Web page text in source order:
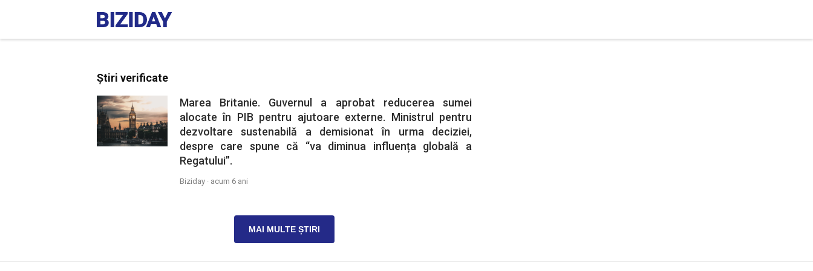
Știri verificate
Marea Britanie. Guvernul a aprobat reducerea sumei
alocate în PIB pentru ajutoare externe. Ministrul pentru
dezvoltare sustenabilă a demisionat în urma deciziei,
despre care spune că “va diminua influența globală a
Regatului”.
Biziday · acum 6 ani
MAI MULTE ȘTIRI